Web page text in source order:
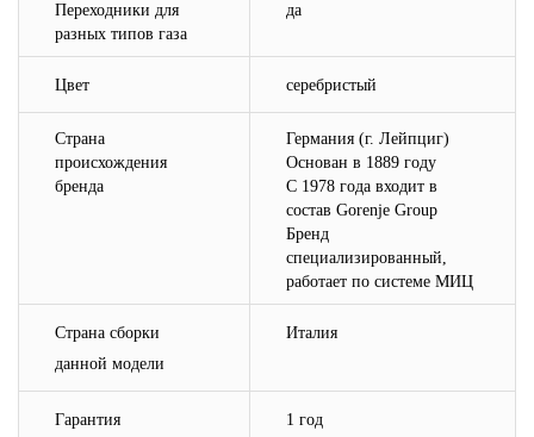
Переходники для
разных типов газа
да
Цвет серебристый
Страна
происхождения
бренда
Германия (г. Лейпциг)
Основан в 1889 году
С 1978 года входит в
состав Gorenje Group
Бренд
специализированный,
работает по системе МИЦ
Страна сборки
данной модели
Италия
Гарантия 1 год